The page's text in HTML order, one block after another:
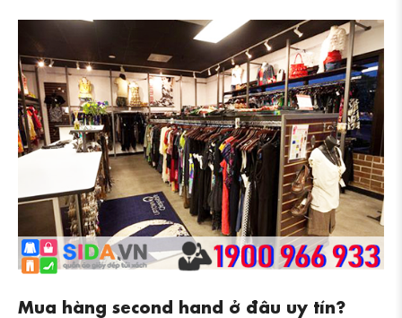
Mua hàng second hand ở đâu uy tín?